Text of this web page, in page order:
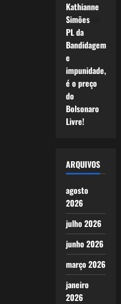
Kathianne
Simõesem
PL da
Bandidagem
e
impunidade,
é o preço
do
Bolsonaro
Livre!
ARQUIVOS
agosto
2026
julho 2026
junho 2026
março 2026
janeiro
2026